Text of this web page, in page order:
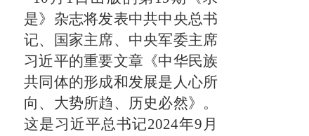
是》杂志将发表中共中央总书
记、国家主席、中央军委主席
习近平的重要文章《中华民族
共同体的形成和发展是人心所
向、大势所趋、历史必然》。
这是习近平总书记2024年9月